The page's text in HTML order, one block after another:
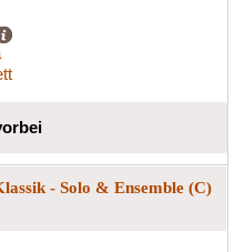
- Solo & Ensemble (C)